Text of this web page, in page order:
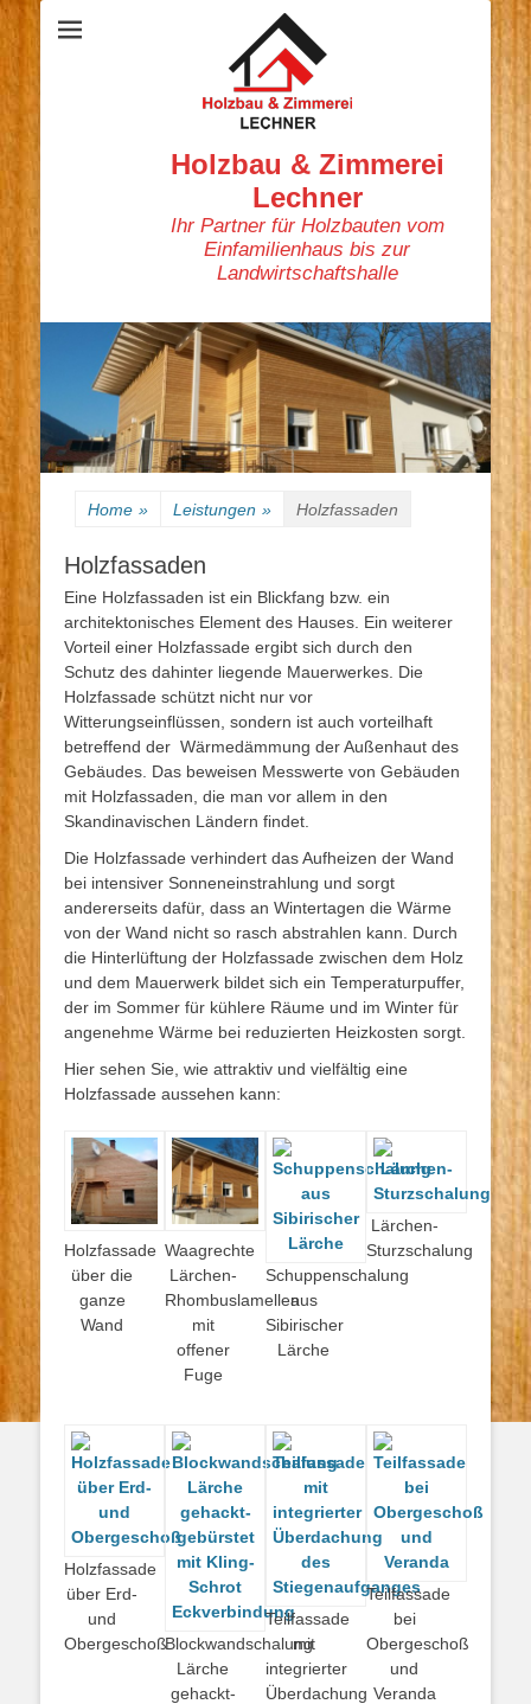
Holzbau & Zimmerei
Lechner
Ihr Partner für Holzbauten vom
Einfamilienhaus bis zur
Landwirtschaftshalle
Home » Leistungen » Holzfassaden
Holzfassaden
Eine Holzfassaden ist ein Blickfang bzw. ein
architektonisches Element des Hauses. Ein weiterer
Vorteil einer Holzfassade ergibt sich durch den
Schutz des dahinter liegende Mauerwerkes. Die
Holzfassade schützt nicht nur vor
Witterungseinflüssen, sondern ist auch vorteilhaft
betreffend der Wärmedämmung der Außenhaut des
Gebäudes. Das beweisen Messwerte von Gebäuden
mit Holzfassaden, die man vor allem in den
Skandinavischen Ländern findet.
Die Holzfassade verhindert das Aufheizen der Wand
bei intensiver Sonneneinstrahlung und sorgt
andererseits dafür, dass an Wintertagen die Wärme
von der Wand nicht so rasch abstrahlen kann. Durch
die Hinterlüftung der Holzfassade zwischen dem Holz
und dem Mauerwerk bildet sich ein Temperaturpuffer,
der im Sommer für kühlere Räume und im Winter für
angenehme Wärme bei reduzierten Heizkosten sorgt.
Hier sehen Sie, wie attraktiv und vielfältig eine
Holzfassade aussehen kann:
Holzfassade
über die
ganze
Wand
Waagrechte
Lärchen-
Rhombuslamellen
mit
offener
Fuge
Schuppenschalung
aus
Sibirischer
Lärche
Lärchen-
Sturzschalung
Holzfassade
über Erd-
und
ObergeschoßBlockwandschalung
Lärche
gehackt-
Teilfassade
mit
integrierter
Überdachung
Teilfassade
bei
Obergeschoß
und
Veranda